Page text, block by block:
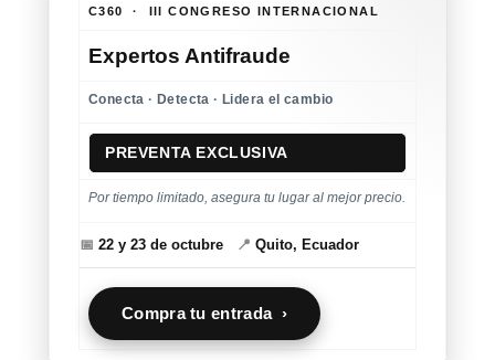
C360 · III CONGRESO INTERNACIONAL
Expertos Antifraude
Conecta · Detecta · Lidera el cambio
PREVENTA EXCLUSIVA
Por tiempo limitado, asegura tu lugar al mejor precio.
📅 22 y 23 de octubre 📍 Quito, Ecuador
Compra tu entrada ›